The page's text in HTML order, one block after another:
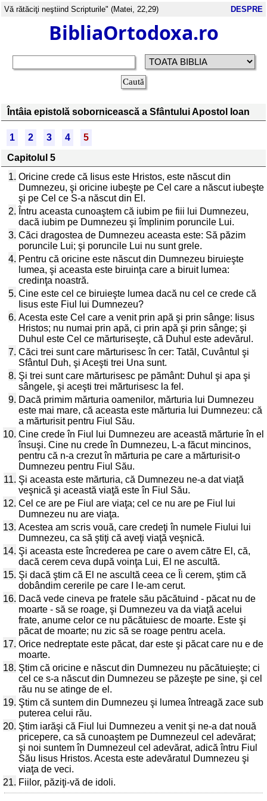
Vă rătăciţi neştiind Scripturile" (Matei, 22,29) DESPRE
BibliaOrtodoxa.ro
Întâia epistolă sobornicească a Sfântului Apostol Ioan
1 2 3 4
5
Capitolul 5
1. Oricine crede că Iisus este Hristos, este născut din
Dumnezeu, şi oricine iubeşte pe Cel care a născut iubeşte
şi pe Cel ce S-a născut din El.
2. Întru aceasta cunoaştem că iubim pe fiii lui Dumnezeu,
dacă iubim pe Dumnezeu şi împlinim poruncile Lui.
3. Căci dragostea de Dumnezeu aceasta este: Să păzim
poruncile Lui; şi poruncile Lui nu sunt grele.
4. Pentru că oricine este născut din Dumnezeu biruieşte
lumea, şi aceasta este biruinţa care a biruit lumea:
credinţa noastră.
5. Cine este cel ce biruieşte lumea dacă nu cel ce crede că
Iisus este Fiul lui Dumnezeu?
6. Acesta este Cel care a venit prin apă şi prin sânge: Iisus
Hristos; nu numai prin apă, ci prin apă şi prin sânge; şi
Duhul este Cel ce mărturiseşte, că Duhul este adevărul.
7. Căci trei sunt care mărturisesc în cer: Tatăl, Cuvântul şi
Sfântul Duh, şi Aceşti trei Una sunt.
8. Şi trei sunt care mărturisesc pe pământ: Duhul şi apa şi
sângele, şi aceşti trei mărturisesc la fel.
9. Dacă primim mărturia oamenilor, mărturia lui Dumnezeu
este mai mare, că aceasta este mărturia lui Dumnezeu: că
a mărturisit pentru Fiul Său.
10. Cine crede în Fiul lui Dumnezeu are această mărturie în el
însuşi. Cine nu crede în Dumnezeu, L-a făcut mincinos,
pentru că n-a crezut în mărturia pe care a mărturisit-o
Dumnezeu pentru Fiul Său.
11. Şi aceasta este mărturia, că Dumnezeu ne-a dat viaţă
veşnică şi această viaţă este în Fiul Său.
12. Cel ce are pe Fiul are viaţa; cel ce nu are pe Fiul lui
Dumnezeu nu are viaţa.
13. Acestea am scris vouă, care credeţi în numele Fiului lui
Dumnezeu, ca să ştiţi că aveţi viaţă veşnică.
14. Şi aceasta este încrederea pe care o avem către El, că,
dacă cerem ceva după voinţa Lui, El ne ascultă.
15. Şi dacă ştim că El ne ascultă ceea ce Îi cerem, ştim că
dobândim cererile pe care I le-am cerut.
16. Dacă vede cineva pe fratele său păcătuind - păcat nu de
moarte - să se roage, şi Dumnezeu va da viaţă acelui
frate, anume celor ce nu păcătuiesc de moarte. Este şi
păcat de moarte; nu zic să se roage pentru acela.
17. Orice nedreptate este păcat, dar este şi păcat care nu e de
moarte.
18. Ştim că oricine e născut din Dumnezeu nu păcătuieşte; ci
cel ce s-a născut din Dumnezeu se păzeşte pe sine, şi cel
rău nu se atinge de el.
19. Ştim că suntem din Dumnezeu şi lumea întreagă zace sub
puterea celui rău.
20. Ştim iarăşi că Fiul lui Dumnezeu a venit şi ne-a dat nouă
pricepere, ca să cunoaştem pe Dumnezeul cel adevărat;
şi noi suntem în Dumnezeul cel adevărat, adică întru Fiul
Său Iisus Hristos. Acesta este adevăratul Dumnezeu şi
viaţa de veci.
21. Fiilor, păziţi-vă de idoli.